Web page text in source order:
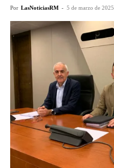
Por LasNoticiasRM - 5 de marzo de 2025